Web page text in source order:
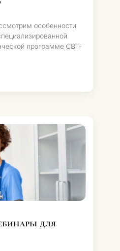
особенности
программе CBT-
для